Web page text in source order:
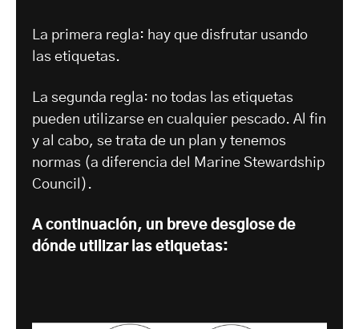
La primera regla: hay que disfrutar usando
las etiquetas.
La segunda regla: no todas las etiquetas
pueden utilizarse en cualquier pescado. Al fin
y al cabo, se trata de un plan y tenemos
normas (a diferencia del Marine Stewardship
Council).
A continuación, un breve desglose de
dónde utilizar las etiquetas: